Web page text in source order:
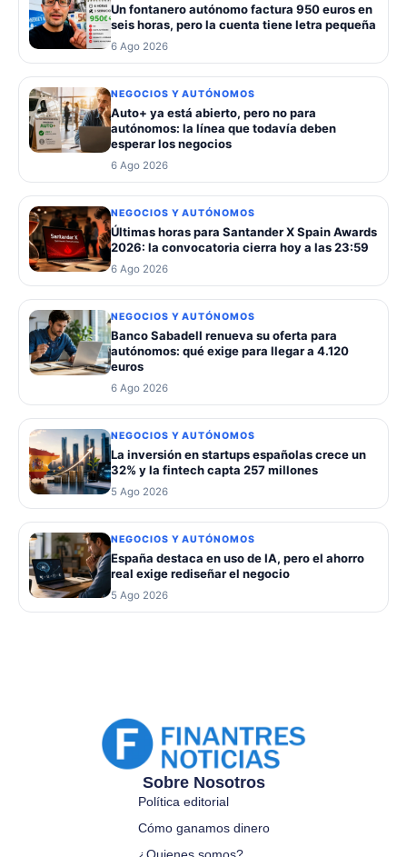
Un fontanero autónomo factura 950 euros en
seis horas, pero la cuenta tiene letra pequeña
6 Ago 2026
NEGOCIOS Y AUTÓNOMOS
Auto+ ya está abierto, pero no para
autónomos: la línea que todavía deben
esperar los negocios
6 Ago 2026
NEGOCIOS Y AUTÓNOMOS
Últimas horas para Santander X Spain Awards
2026: la convocatoria cierra hoy a las 23:59
6 Ago 2026
NEGOCIOS Y AUTÓNOMOS
Banco Sabadell renueva su oferta para
autónomos: qué exige para llegar a 4.120
euros
6 Ago 2026
NEGOCIOS Y AUTÓNOMOS
La inversión en startups españolas crece un
32% y la fintech capta 257 millones
5 Ago 2026
NEGOCIOS Y AUTÓNOMOS
España destaca en uso de IA, pero el ahorro
real exige rediseñar el negocio
5 Ago 2026
Sobre Nosotros
Política editorial
Cómo ganamos dinero